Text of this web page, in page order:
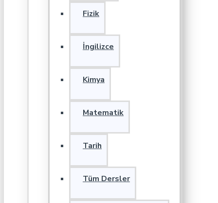
Fizik
İngilizce
Kimya
Matematik
Tarih
Tüm Dersler